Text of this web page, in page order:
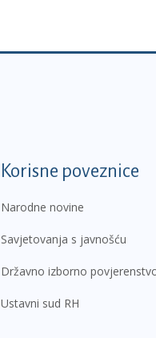
Korisne poveznice
Narodne novine
Savjetovanja s javnošću
Državno izborno
Ustavni sud RH